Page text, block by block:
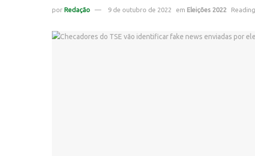
por Redação 9 de outubro de 2022 em Eleições 2022